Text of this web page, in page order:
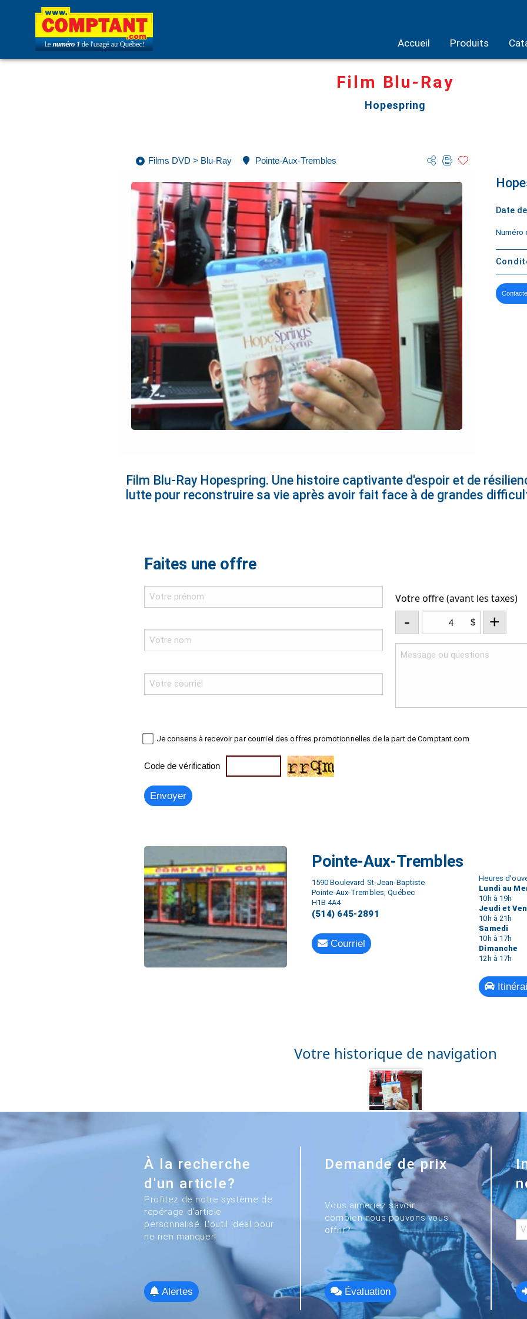
Accueil Produits
Film Blu-Ray
Hopespring
Films DVD > Blu-Ray Pointe-Aux-Trembles
Date
Numéro
Film Blu-Ray Hopespring. Une histoire captivante d'espoir et de
lutte pour reconstruire sa vie après avoir fait face à de grandes
Faites une offre
Votre offre (avant les taxes)
- $ +
Je consens à recevoir par courriel des offres promotionnelles de la part de Comptant.com
Code de vérification
Pointe-Aux-Trembles
1590 Boulevard St-Jean-Baptiste
Pointe-Aux-Trembles, Québec
H1B 4A4
(514) 645-2891
Courriel
Heures
Lundi au
10h à 19h
Jeudi et
10h à 21h
Samedi
10h à 17h
Dimanche
12h à 17h
Votre historique de navigation
À la recherche
d'un article?
Profitez de notre système de
repérage d'article
personnalisé. L'outil idéal pour
ne rien manquer!
Alertes
Demande de prix
Vous aimeriez savoir
combien nous pouvons vous
offrir?
Évaluation